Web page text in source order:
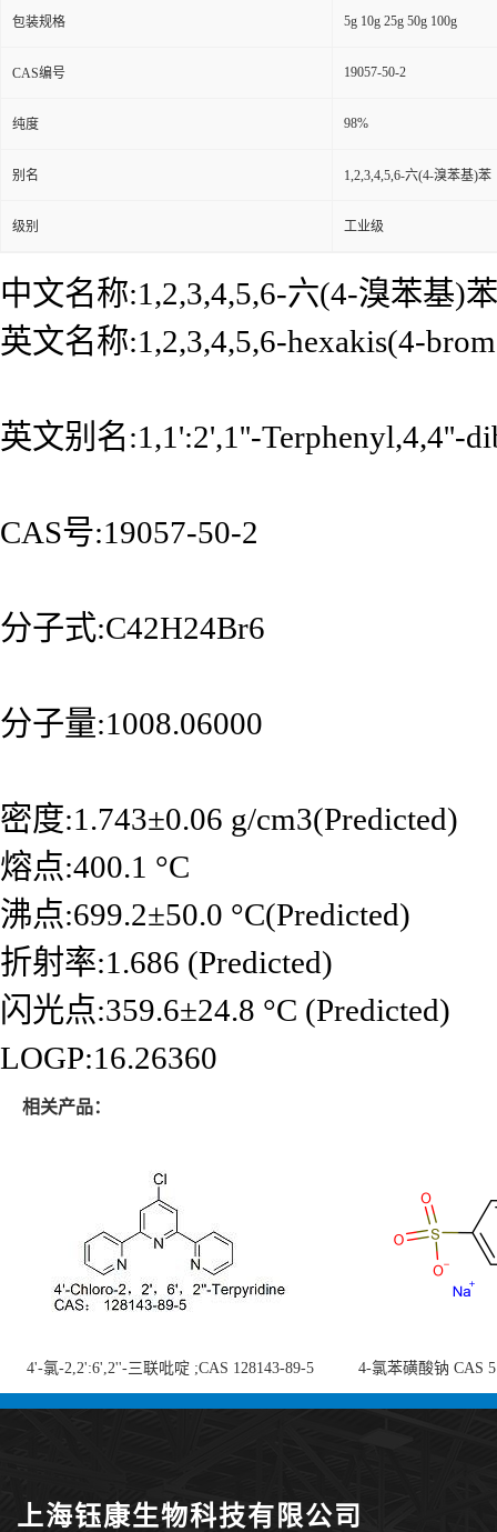
包装规格 5g 10g 25g 50g 100g
CAS编号 19057-50-2
纯度 98%
别名 1,2,3,4,5,6-六(4-溴苯基)苯
级别 工业级
中文名称:1,2,3,4,5,6-六(4-溴苯基)苯
英文名称:1,2,3,4,5,6-hexakis(4-
英文别名:1,1':2',1''-Terphenyl,4,4''-
CAS号:19057-50-2
分子式:C42H24Br6
分子量:1008.06000
密度:1.743±0.06 g/cm3(Predicted)
熔点:400.1 °C
沸点:699.2±50.0 °C(Predicted)
折射率:1.686 (Predicted)
闪光点:359.6±24.8 °C (Predicted)
LOGP:16.26360
相关产品：
4'-氯-2,2':6',2''-三联吡啶 ;CAS 128143-89-5
;4'-Chloro-2,2':6',2''-terpyridine;4-
4-氯苯磺酸钠 CAS
上海钰康生物科技有限公司